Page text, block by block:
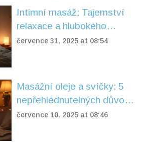
Intimní masáž: Tajemství
relaxace a hlubokého
potěšení
července 31, 2025 at 08:54
Masážní oleje a svíčky: 5
nepřehlédnutelných důvodů
pro zdraví a relaxaci
července 10, 2025 at 08:46